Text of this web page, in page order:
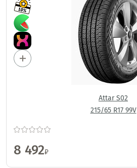
Attar S02
215/65 R17 99V
8 492₽